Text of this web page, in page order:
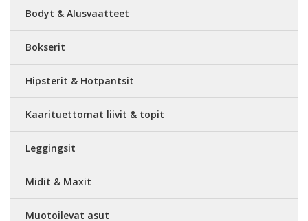
Bodyt & Alusvaatteet
Bokserit
Hipsterit & Hotpantsit
Kaarituettomat liivit & topit
Leggingsit
Midit & Maxit
Muotoilevat asut